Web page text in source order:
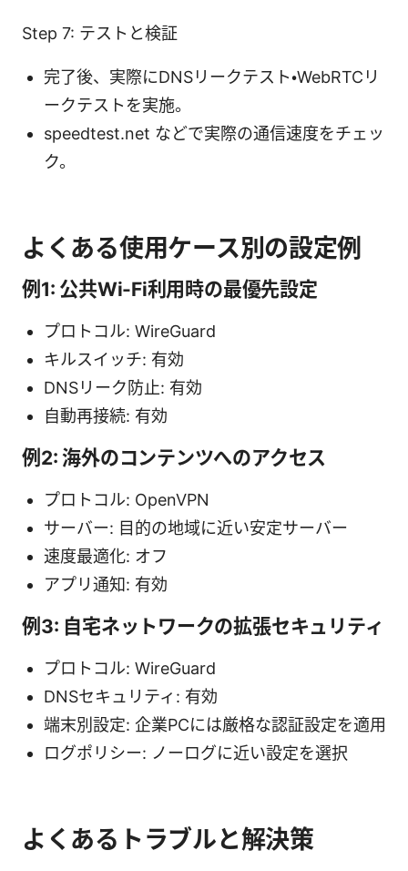
Step 7: テストと検証
完了後、実際にDNSリークテスト・WebRTCリ
ークテストを実施。
speedtest.net などで実際の通信速度をチェッ
ク。
よくある使用ケース別の設定例
例1: 公共Wi-Fi利用時の最優先設定
プロトコル: WireGuard
キルスイッチ: 有効
DNSリーク防止: 有効
自動再接続: 有効
例2: 海外のコンテンツへのアクセス
プロトコル: OpenVPN
サーバー: 目的の地域に近い安定サーバー
速度最適化: オフ
アプリ通知: 有効
例3: 自宅ネットワークの拡張セキュリティ
プロトコル: WireGuard
DNSセキュリティ: 有効
端末別設定: 企業PCには厳格な認証設定を適用
ログポリシー: ノーログに近い設定を選択
よくあるトラブルと解決策